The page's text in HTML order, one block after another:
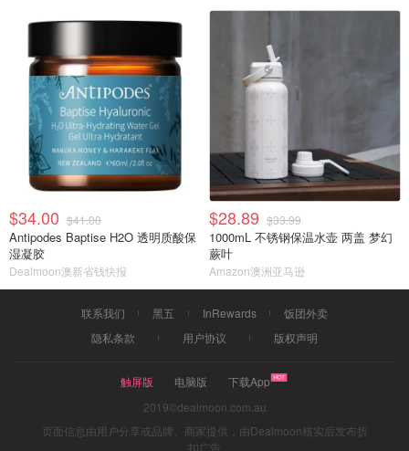
$34.00 $41.00
Antipodes Baptise H2O 透明质酸保
湿凝胶
Dealmoon澳新省钱快报
$28.89 $33.99
1000mL 不锈钢保温水壶 两盖 梦幻
蕨叶
Amazon澳洲亚马逊
联系我们 黑五 InRewards
饭团外卖
隐私条款
用户协议 版权声明
触屏版 电脑版
下载App
2019©dealmoon.com.au
页面信息由用户分享或品牌、商家提供，由Dealmoon核实后发布折
扣广告